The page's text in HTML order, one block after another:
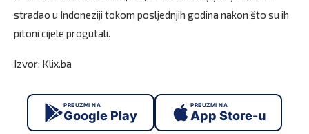
stradao u Indoneziji tokom posljednjih godina nakon što su ih
pitoni cijele progutali.
Izvor: Klix.ba
PREUZMI NA
Google Play
PREUZMI NA
App Store-u